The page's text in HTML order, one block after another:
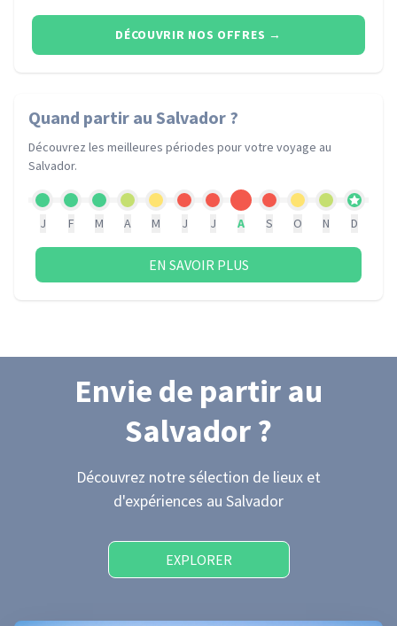
DÉCOUVRIR NOS OFFRES →
Quand partir au Salvador ?
Découvrez les meilleures périodes pour votre voyage au
Salvador.
J F M A M J J A S O N D
EN SAVOIR PLUS
Envie de partir au
Salvador ?
Découvrez notre sélection de lieux et
d'expériences au Salvador
EXPLORER